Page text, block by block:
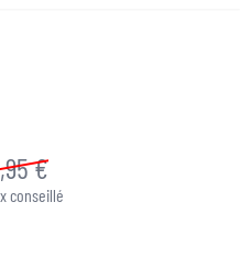
€
conseillé